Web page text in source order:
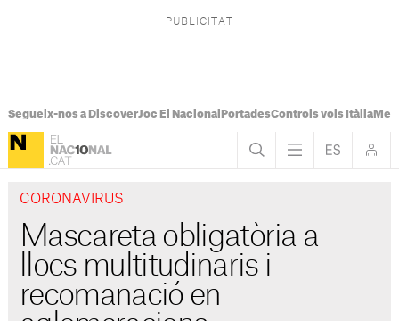
Segueix-nos a DiscoverJoc El Nacional PortadesControls vols Itàlia
CORONAVIRUS
Mascareta obligatòria a
llocs multitudinaris i
recomanació en